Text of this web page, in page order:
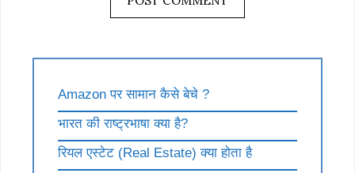
Amazon पर सामान कैसे बेचे ?
भारत की राष्ट्रभाषा क्या है?
रियल एस्टेट (Real Estate) क्या होता है